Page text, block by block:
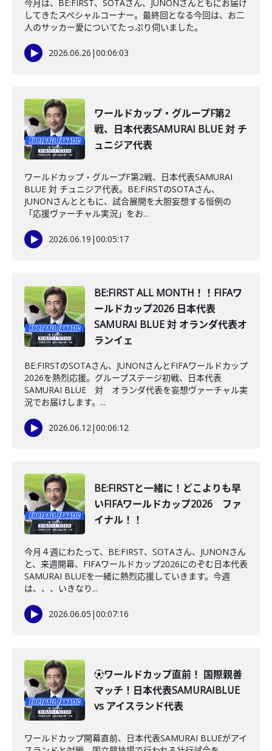
今月は、BE:FIRST、SOTAさん、JUNONさんともにお届け
してきたスペシャルコーナー。最終回となる今回は、お二
人のサッカー愛についてたっぷり伺いました。
2026.06.26 |00:06:03
ワールドカップ・グループF第2
戦、日本代表SAMURAI BLUE 対 チ
ュニジア代表
ワールドカップ・グループF第2戦、日本代表SAMURAI
BLUE 対 チュニジア代表。BE:FIRSTのSOTAさん、
JUNONさんとともに、試合展開を大胆妄想する恒例の
「応援ヴァーチャル実況」をお...
2026.06.19 |00:05:17
BE:FIRST ALL MONTH！！FIFAワ
ールドカップ2026 日本代表
SAMURAI BLUE 対 オランダ代表オ
ランイェ
BE:FIRSTのSOTAさん、JUNONさんとFIFAワールドカップ
2026を熱烈応援。グループステージ初戦、日本代表
SAMURAI BLUE 対 オランダ代表を妄想ヴァーチャル実
況でお届けします。...
2026.06.12|00:06:12
BE:FIRSTと一緒に！どこよりも早
いFIFAワールドカップ2026 ファ
イナル！！
今月４週にわたって、BE:FIRST、SOTAさん、JUNONさん
と、来週開幕、FIFAワールドカップ2026にのぞむ日本代表
SAMURAI BLUEを一緒に熱烈応援していきます。今週
は、、、いきなり...
2026.06.05 |00:07:16
⚽ワールドカップ直前！ 国際親善
マッチ！日本代表SAMURAIBLUE
vs アイスランド代表
ワールドカップ開幕直前、日本代表SAMURAI BLUEがアイ